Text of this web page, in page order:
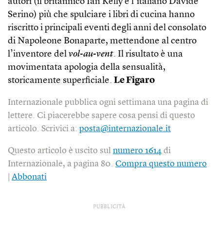
Serino) più che spulciare i libri di cucina hanno
riscritto i principali eventi degli anni del consolato
di Napoleone Bonaparte, mettendone al centro
l’inventore del vol-au-vent. Il risultato è una
movimentata apologia della sensualità,
storicamente superficiale. Le Figaro
Internazionale pubblica ogni settimana una pagina di
lettere. Ci piacerebbe sapere cosa pensi di questo
articolo. Scrivici a: posta@internazionale.it
Questo articolo è uscito sul numero 1614 di
Internazionale, a pagina 80. Compra questo numero
Abbonati
PUBBLICITÀ